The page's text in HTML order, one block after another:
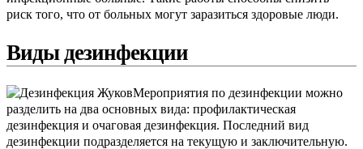
риск того, что от больных могут заразиться здоровые люди.
Виды дезинфекции
Мероприятия по дезинфекции можно
разделить на два основных вида: профилактическая
дезинфекция и очаговая дезинфекция. Последний вид
дезинфекции подразделяется на текущую и заключительную.